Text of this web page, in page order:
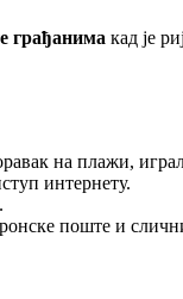
грађанима кад је
на плажи,
интернету.
поште и